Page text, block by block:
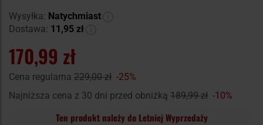
Wysyłka: Natychmiast
Dostawa: 11,95 zł
170,99 zł
Cena regularna 229,00 zł -25%
Najniższa cena z 30 dni przed obniżką 189,99 zł -10%
Ten produkt należy do Letniej Wyprzedaży